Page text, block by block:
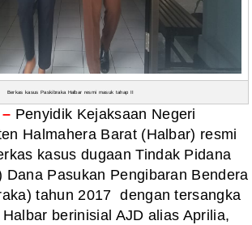
Berkas kasus Paskibraka Halbar resmi masuk tahap II
Penyidik Kejaksaan Negeri
Halmahera Barat (Halbar) resmi
kasus dugaan Tindak Pidana
Dana Pasukan Pengibaran Bendera
tahun 2017 dengan tersangka
berinisial AJD alias Aprilia,